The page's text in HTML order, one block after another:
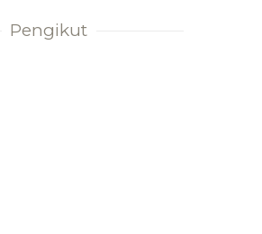
Pengikut